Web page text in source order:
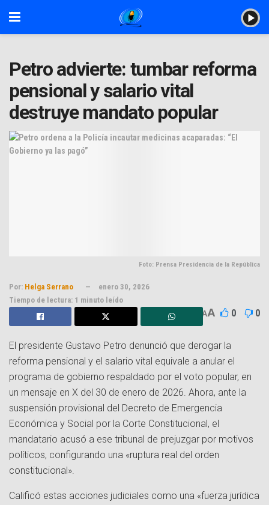
Petro advierte: tumbar reforma
pensional y salario vital
destruye mandato popular
Foto: Prensa Presidencia de la República
Por: Helga Serrano
enero 30, 2026
Tiempo de lectura: 1 minuto leído
AA 0 0
El presidente Gustavo Petro denunció que derogar la
reforma pensional y el salario vital equivale a anular el
programa de gobierno respaldado por el voto popular, en
un mensaje en X del 30 de enero de 2026. Ahora, ante la
suspensión provisional del Decreto de Emergencia
Económica y Social por la Corte Constitucional, el
mandatario acusó a ese tribunal de prejuzgar por motivos
políticos, configurando una «ruptura real del orden
constitucional».
Calificó estas acciones judiciales como una «fuerza jurídica